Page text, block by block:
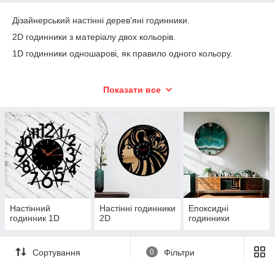
Дізайнерський настінні дерев'яні годинники.
2D годинники з матеріалу двох кольорів.
1D годинники одношарові, як правило одного кольору.
Показати все
Настінний
годинник 1D
Настінні годинники
2D
Епоксидні
годинники
Сортування 0 Фільтри